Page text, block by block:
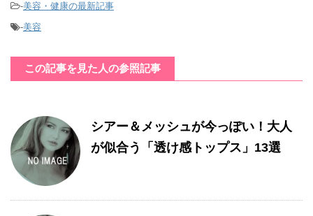
-美容・健康の最新記事
-美容
この記事を見た人の参照記事
シアー＆メッシュが今っぽい！大人
が似合う「透け感トップス」13選